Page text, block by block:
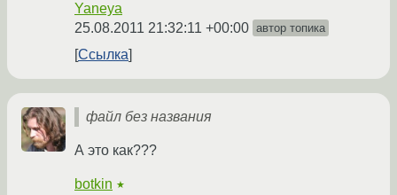
Yaneya
25.08.2011 21:32:11 +00:00 автор топика
Ссылка
файл без названия
А это как???
botkin ★